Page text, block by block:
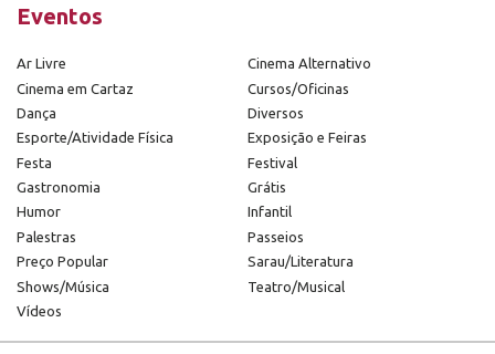
Eventos
Ar Livre
Cinema Alternativo
Cinema em Cartaz
Cursos/Oficinas
Dança
Diversos
Esporte/Atividade Física
Exposição e Feiras
Festa
Festival
Gastronomia
Grátis
Humor
Infantil
Palestras
Passeios
Preço Popular
Sarau/Literatura
Shows/Música
Teatro/Musical
Vídeos